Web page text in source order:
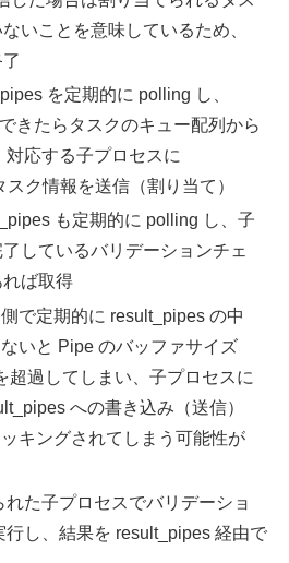
いことを意味しているため、
を定期的に polling し、
きたらタスクのキュー配列から
対応する子プロセスに
ク情報を送信（割り当て）
も定期的に polling し、子
しているバリデーションチェ
ば取得
で定期的に result_pipes の中
いと Pipe のバッファサイズ
超過してしまい、子プロセスに
への書き込み（送信）
キングされてしまう可能性が
れた子プロセスでバリデーショ
行し、結果を result_pipes 経由で